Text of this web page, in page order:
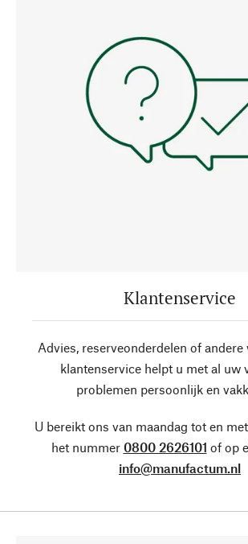
Klantenservice
Advies, reserveonderdelen of andere
klantenservice helpt u met al uw
problemen persoonlijk en
U bereikt ons van maandag tot en
het nummer 0800 2626101 of op
info@manufactum.nl